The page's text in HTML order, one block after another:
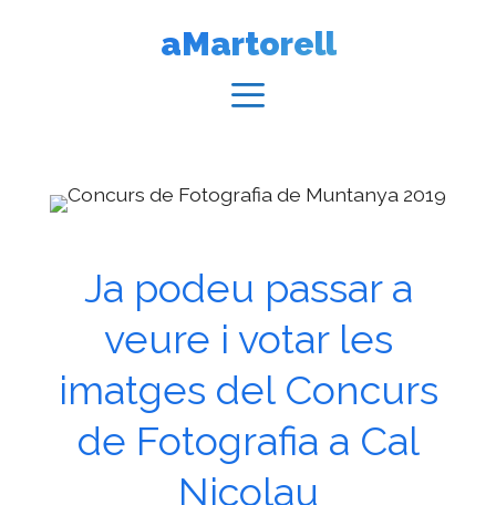
aMartorell
Ja podeu passar a
veure i votar les
imatges del Concurs
de Fotografia a Cal
Nicolau